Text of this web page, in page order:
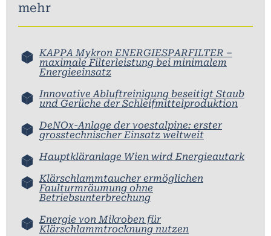
mehr
KAPPA Mykron ENERGIESPARFILTER –
maximale Filterleistung bei minimalem
Energieeinsatz
Innovative Abluftreinigung beseitigt Staub
und Gerüche der Schleifmittelproduktion
DeNOx-Anlage der voestalpine: erster
grosstechnischer Einsatz weltweit
Hauptkläranlage Wien wird Energieautark
Klärschlammtaucher ermöglichen
Faulturmräumung ohne
Betriebsunterbrechung
Energie von Mikroben für
Klärschlammtrocknung nutzen